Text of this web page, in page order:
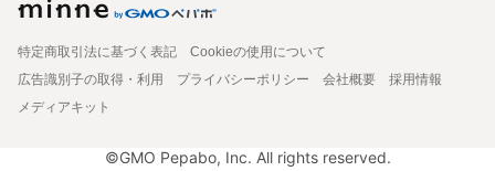
特定商取引法に基づく表記
Cookieの使用について
広告識別子の取得・利用
プライバシーポリシー 会社概要
採用情報
メディアキット
©GMO Pepabo, Inc. All rights reserved.